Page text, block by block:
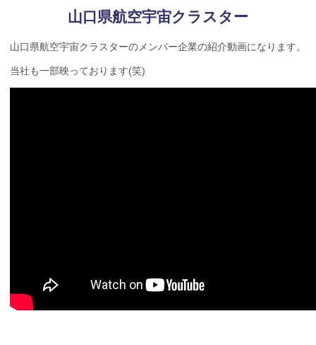
山口県航空宇宙クラスター
山口県航空宇宙クラスターのメンバー企業の紹介動画になります。
当社も一部映っております(笑)